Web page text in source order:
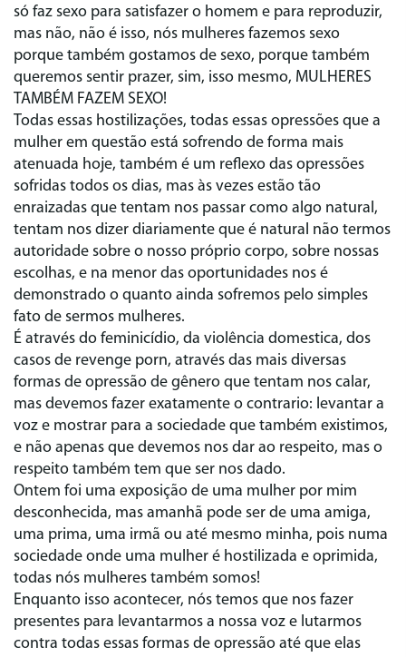
só faz sexo para satisfazer o homem e para reproduzir,
mas não, não é isso, nós mulheres fazemos sexo
porque também gostamos de sexo, porque também
queremos sentir prazer, sim, isso mesmo, MULHERES
TAMBÉM FAZEM SEXO!
Todas essas hostilizações, todas essas opressões que a
mulher em questão está sofrendo de forma mais
atenuada hoje, também é um reflexo das opressões
sofridas todos os dias, mas às vezes estão tão
enraizadas que tentam nos passar como algo natural,
tentam nos dizer diariamente que é natural não termos
autoridade sobre o nosso próprio corpo, sobre nossas
escolhas, e na menor das oportunidades nos é
demonstrado o quanto ainda sofremos pelo simples
fato de sermos mulheres.
É através do feminicídio, da violência domestica, dos
casos de revenge porn, através das mais diversas
formas de opressão de gênero que tentam nos calar,
mas devemos fazer exatamente o contrario: levantar a
voz e mostrar para a sociedade que também existimos,
e não apenas que devemos nos dar ao respeito, mas o
respeito também tem que ser nos dado.
Ontem foi uma exposição de uma mulher por mim
desconhecida, mas amanhã pode ser de uma amiga,
uma prima, uma irmã ou até mesmo minha, pois numa
sociedade onde uma mulher é hostilizada e oprimida,
todas nós mulheres também somos!
Enquanto isso acontecer, nós temos que nos fazer
presentes para levantarmos a nossa voz e lutarmos
contra todas essas formas de opressão até que elas